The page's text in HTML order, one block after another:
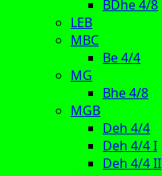
BDhe 4/8
LEB
MBC
Be 4/4
MG
Bhe 4/8
MGB
Deh 4/4
Deh 4/4 I
Deh 4/4 II